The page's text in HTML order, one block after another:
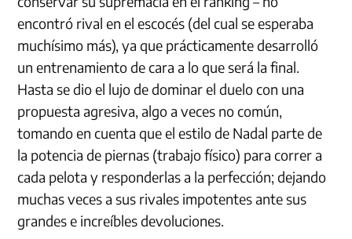
encontró rival en el escocés (del cual se esperaba
muchísimo más), ya que prácticamente desarrolló
un entrenamiento de cara a lo que será la final.
Hasta se dio el lujo de dominar el duelo con una
propuesta agresiva, algo a veces no común,
tomando en cuenta que el estilo de Nadal parte de
la potencia de piernas (trabajo físico) para correr a
cada pelota y responderlas a la perfección; dejando
muchas veces a sus rivales impotentes ante sus
grandes e increíbles devoluciones.